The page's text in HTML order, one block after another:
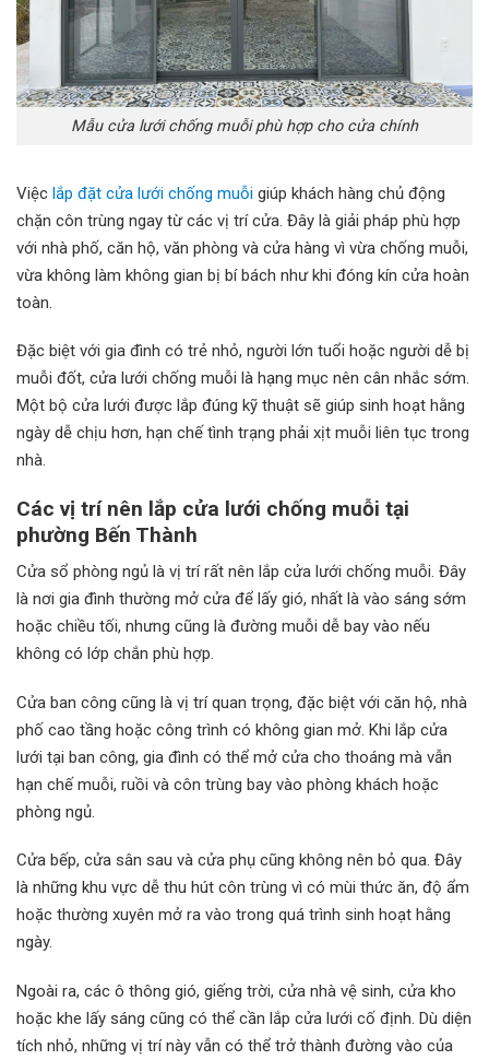
Mẫu cửa lưới chống muỗi phù hợp cho cửa chính
Việc lắp đặt cửa lưới chống muỗi giúp khách hàng chủ động
chặn côn trùng ngay từ các vị trí cửa. Đây là giải pháp phù hợp
với nhà phố, căn hộ, văn phòng và cửa hàng vì vừa chống muỗi,
vừa không làm không gian bị bí bách như khi đóng kín cửa hoàn
toàn.
Đặc biệt với gia đình có trẻ nhỏ, người lớn tuổi hoặc người dễ bị
muỗi đốt, cửa lưới chống muỗi là hạng mục nên cân nhắc sớm.
Một bộ cửa lưới được lắp đúng kỹ thuật sẽ giúp sinh hoạt hằng
ngày dễ chịu hơn, hạn chế tình trạng phải xịt muỗi liên tục trong
nhà.
Các vị trí nên lắp cửa lưới chống muỗi tại
phường Bến Thành
Cửa sổ phòng ngủ là vị trí rất nên lắp cửa lưới chống muỗi. Đây
là nơi gia đình thường mở cửa để lấy gió, nhất là vào sáng sớm
hoặc chiều tối, nhưng cũng là đường muỗi dễ bay vào nếu
không có lớp chắn phù hợp.
Cửa ban công cũng là vị trí quan trọng, đặc biệt với căn hộ, nhà
phố cao tầng hoặc công trình có không gian mở. Khi lắp cửa
lưới tại ban công, gia đình có thể mở cửa cho thoáng mà vẫn
hạn chế muỗi, ruồi và côn trùng bay vào phòng khách hoặc
phòng ngủ.
Cửa bếp, cửa sân sau và cửa phụ cũng không nên bỏ qua. Đây
là những khu vực dễ thu hút côn trùng vì có mùi thức ăn, độ ẩm
hoặc thường xuyên mở ra vào trong quá trình sinh hoạt hằng
ngày.
Ngoài ra, các ô thông gió, giếng trời, cửa nhà vệ sinh, cửa kho
hoặc khe lấy sáng cũng có thể cần lắp cửa lưới cố định. Dù diện
tích nhỏ, những vị trí này vẫn có thể trở thành đường vào của